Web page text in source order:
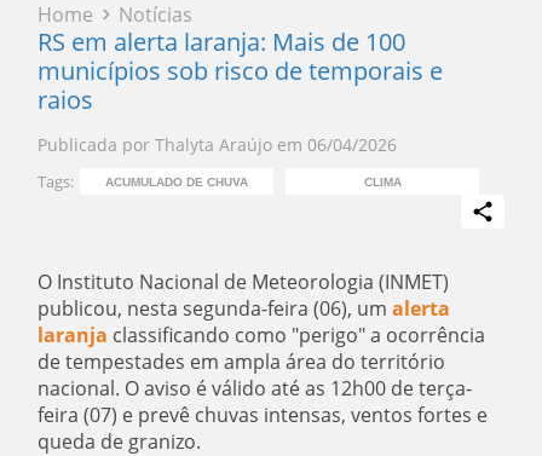
Home Notícias
RS em alerta laranja: Mais de 100
municípios sob risco de temporais e
raios
Publicada por Thalyta Araújo em 06/04/2026
Tags: ACUMULADO DE CHUVA CLIMA
O Instituto Nacional de Meteorologia (INMET)
publicou, nesta segunda-feira (06), umalerta
laranja classificando como "perigo" a ocorrência
de tempestades em ampla área do território
nacional. O aviso é válido até as 12h00 de terça-
feira (07) e prevê chuvas intensas, ventos fortes e
queda de granizo.